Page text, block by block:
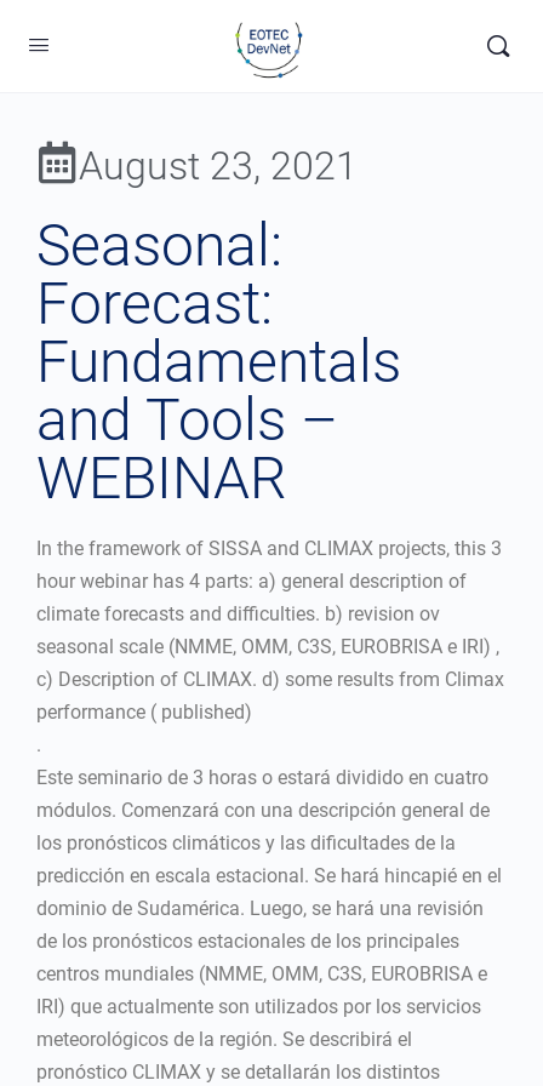
August 23, 2021
Seasonal:
Forecast:
Fundamentals
and Tools –
WEBINAR
In the framework of SISSA and CLIMAX projects, this 3
hour webinar has 4 parts: a) general description of
climate forecasts and difficulties. b) revision ov
seasonal scale (NMME, OMM, C3S, EUROBRISA e IRI) ,
c) Description of CLIMAX. d) some results from Climax
performance ( published)
.
Este seminario de 3 horas o estará dividido en cuatro
módulos. Comenzará con una descripción general de
los pronósticos climáticos y las dificultades de la
predicción en escala estacional. Se hará hincapié en el
dominio de Sudamérica. Luego, se hará una revisión
de los pronósticos estacionales de los principales
centros mundiales (NMME, OMM, C3S, EUROBRISA e
IRI) que actualmente son utilizados por los servicios
meteorológicos de la región. Se describirá el
pronóstico CLIMAX y se detallarán los distintos